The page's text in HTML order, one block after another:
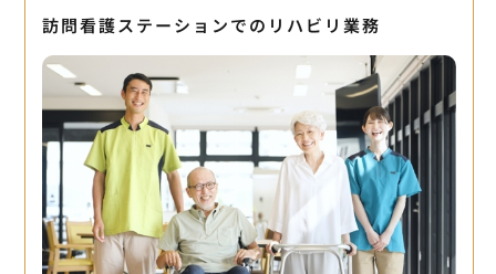
訪問看護ステーションでのリハビリ業務